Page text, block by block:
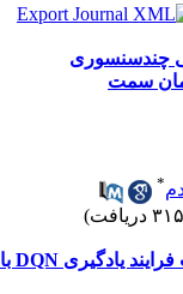
سمت
افزایش سرعت فرایند یادگیری DQN با